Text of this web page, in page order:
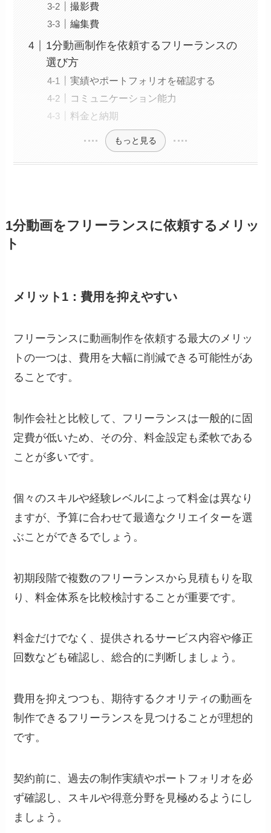
撮影費
編集費
1分動画制作を依頼するフリーランスの
選び方
実績やポートフォリオを確認する
コミュニケーション能力
料金と納期
もっと見る
1分動画をフリーランスに依頼するメリッ
ト
メリット1：費用を抑えやすい
フリーランスに動画制作を依頼する最大のメリッ
トの一つは、費用を大幅に削減できる可能性があ
ることです。
制作会社と比較して、フリーランスは一般的に固
定費が低いため、その分、料金設定も柔軟である
ことが多いです。
個々のスキルや経験レベルによって料金は異なり
ますが、予算に合わせて最適なクリエイターを選
ぶことができるでしょう。
初期段階で複数のフリーランスから見積もりを取
り、料金体系を比較検討することが重要です。
料金だけでなく、提供されるサービス内容や修正
回数なども確認し、総合的に判断しましょう。
費用を抑えつつも、期待するクオリティの動画を
制作できるフリーランスを見つけることが理想的
です。
契約前に、過去の制作実績やポートフォリオを必
ず確認し、スキルや得意分野を見極めるようにし
ましょう。